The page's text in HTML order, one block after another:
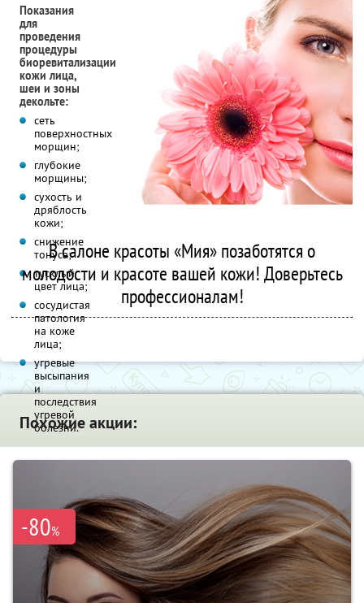
Показания
для
проведения
процедуры
биоревитализации
кожи лица,
шеи и зоны
декольте:
сеть
поверхностных
морщин;
глубокие
морщины;
сухость и
дряблость
кожи;
снижение
тонуса;
тусклый
цвет лица;
сосудистая
патология
на коже
лица;
угревые
высыпания
и
последствия
угревой
болезни.
В салоне красоты «Мия» позаботятся о
молодости и красоте вашей кожи! Доверьтесь
профессионалам!
Похожие акции:
-80%